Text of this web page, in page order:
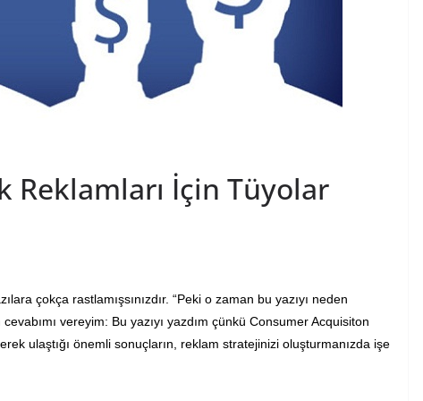
Reklamları İçin Tüyolar
çokça rastlamışsınızdır. “Peki o zaman bu yazıyı neden
vereyim: Bu yazıyı yazdım çünkü Consumer Acquisiton
ulaştığı önemli sonuçların, reklam stratejinizi oluşturmanızda işe